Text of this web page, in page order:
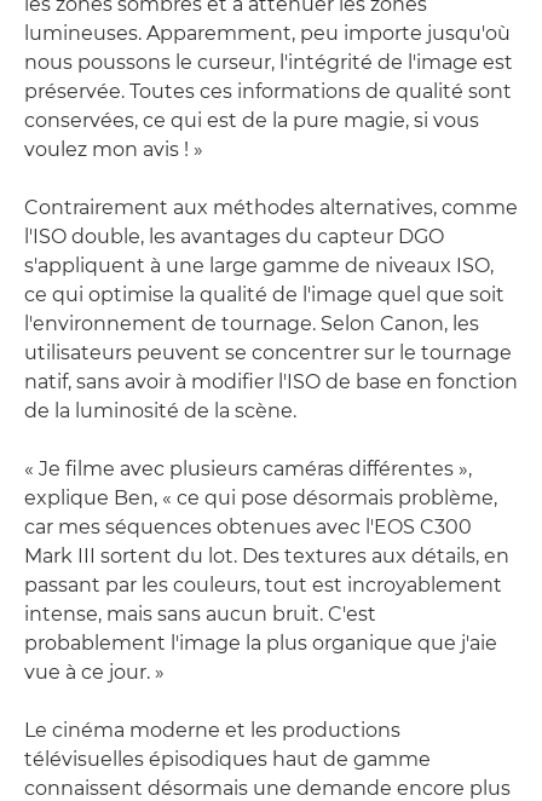
lumineuses. Apparemment, peu importe jusqu'où
nous poussons le curseur, l'intégrité de l'image est
préservée. Toutes ces informations de qualité sont
conservées, ce qui est de la pure magie, si vous
voulez mon avis ! »
Contrairement aux méthodes alternatives, comme
l'ISO double, les avantages du capteur DGO
s'appliquent à une large gamme de niveaux ISO,
ce qui optimise la qualité de l'image quel que soit
l'environnement de tournage. Selon Canon, les
utilisateurs peuvent se concentrer sur le tournage
natif, sans avoir à modifier l'ISO de base en fonction
de la luminosité de la scène.
« Je filme avec plusieurs caméras différentes »,
explique Ben, « ce qui pose désormais problème,
car mes séquences obtenues avec l'EOS C300
Mark III sortent du lot. Des textures aux détails, en
passant par les couleurs, tout est incroyablement
intense, mais sans aucun bruit. C'est
probablement l'image la plus organique que j'aie
vue à ce jour. »
Le cinéma moderne et les productions
télévisuelles épisodiques haut de gamme
connaissent désormais une demande encore plus